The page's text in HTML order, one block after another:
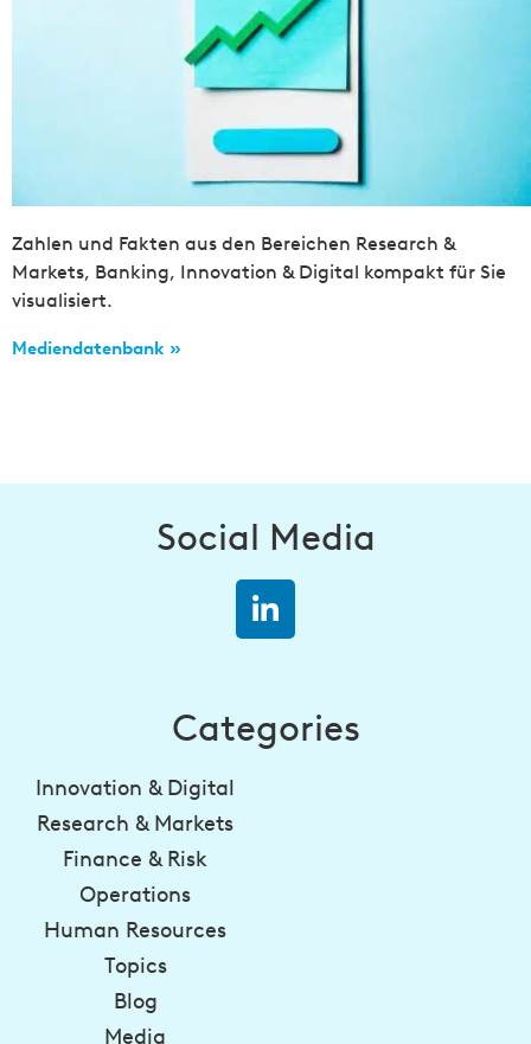
Zahlen und Fakten aus den Bereichen Research &
Markets, Banking, Innovation & Digital kompakt für Sie
visualisiert.
Mediendatenbank »
Social Media
Categories
Innovation & Digital
Research & Markets
Finance & Risk
Operations
Human Resources
Topics
Blog
Media